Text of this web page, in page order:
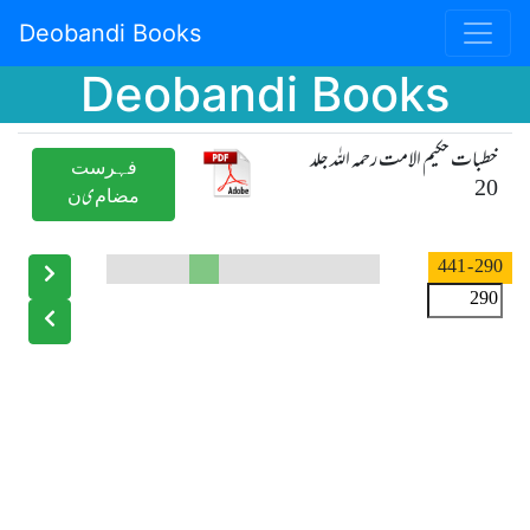
Deobandi Books
Deobandi Books
خطبات حکیم الامت رحمہ اللہ جلد
20
ﻓﮩﺮﺳﺖ
ﻣﻀﺎﻡیﻥ
290
- 441